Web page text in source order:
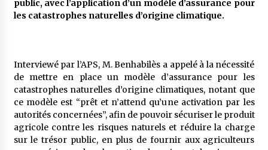
5 ans ago
Rencontre nocturne dans le désert (Un conte
touareg)
5 ans ago
Un conte targui/ Quand la tête est vide
public, avec l’application d’un modèle d’assurance pour
les catastrophes naturelles d’origine climatique.
Interviewé par l’APS, M. Benhabilès a appelé à la nécessité
de mettre en place un modèle d’assurance pour les
catastrophes naturelles d’origine climatiques, notant que
ce modèle est “prêt et n’attend qu’une activation par les
autorités concernées”, afin de pouvoir sécuriser le produit
agricole contre les risques naturels et réduire la charge
sur le trésor public, en plus de fournir aux agriculteurs